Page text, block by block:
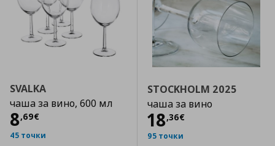
SVALKA
чаша за вино, 600 мл
8,69€
Цена
45 точки
STOCKHOLM 2025
чаша за вино
18,36€
Цена
95 точки